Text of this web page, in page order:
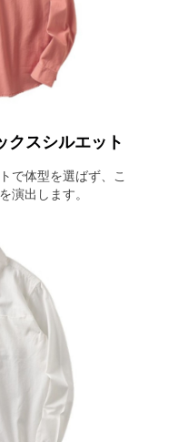
クスシルエット
で体型を選ばず、こ
演出します。